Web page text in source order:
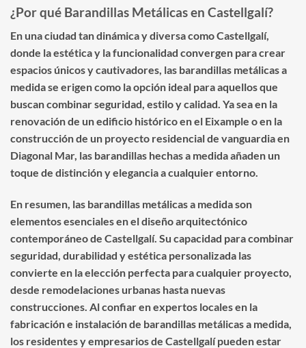
¿Por qué Barandillas Metálicas en Castellgalí?
En una ciudad tan dinámica y diversa como Castellgalí,
donde la estética y la funcionalidad convergen para crear
espacios únicos y cautivadores, las barandillas metálicas a
medida se erigen como la opción ideal para aquellos que
buscan combinar seguridad, estilo y calidad. Ya sea en la
renovación de un edificio histórico en el Eixample o en la
construcción de un proyecto residencial de vanguardia en
Diagonal Mar, las barandillas hechas a medida añaden un
toque de distinción y elegancia a cualquier entorno.
En resumen, las barandillas metálicas a medida son
elementos esenciales en el diseño arquitectónico
contemporáneo de Castellgalí. Su capacidad para combinar
seguridad, durabilidad y estética personalizada las
convierte en la elección perfecta para cualquier proyecto,
desde remodelaciones urbanas hasta nuevas
construcciones. Al confiar en expertos locales en la
fabricación e instalación de barandillas metálicas a medida,
los residentes y empresarios de Castellgalí pueden estar